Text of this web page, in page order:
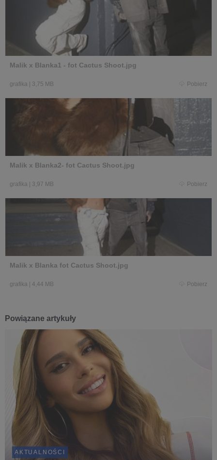
Malik x Blanka1 - fot Cactus Shoot.jpg
grafika 3,75 MB Pobierz
Malik x Blanka2- fot Cactus Shoot.jpg
grafika 3,97 MB Pobierz
Malik x Blanka fot Cactus Shoot.jpg
grafika 4,44 MB Pobierz
Powiązane artykuły
AKTUALNOŚCI